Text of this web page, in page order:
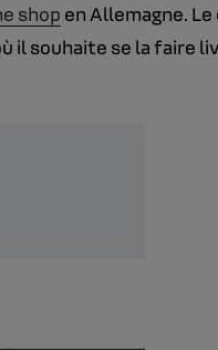
shop en Allemagne.
il souhaite se la faire